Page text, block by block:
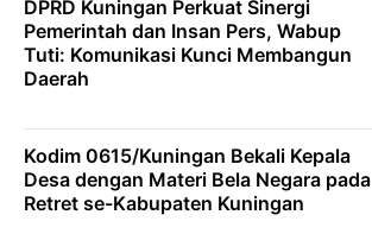
DPRD Kuningan Perkuat Sinergi
Pemerintah dan Insan Pers, Wabup
Tuti: Komunikasi Kunci Membangun
Daerah
Kodim 0615/Kuningan Bekali Kepala
Desa dengan Materi Bela Negara pada
Retret se-Kabupaten Kuningan